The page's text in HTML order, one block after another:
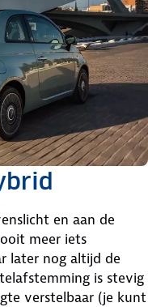
en aan de
meer iets
later nog altijd de
is stevig
verstelbaar (je kunt